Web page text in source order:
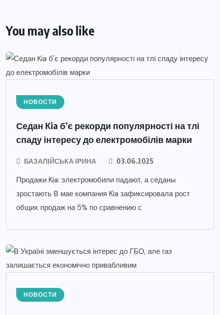
You may also like
НОВОСТИ
Седан Kia б’є рекорди популярності на тлі
спаду інтересу до електромобілів марки
БАЗАЛІЙСЬКА ІРИНА 03.06.2025
Продажи Kia: электромобили падают, а седаны
зростають В мае компания Kia зафиксировала рост
общих продаж на 5% по сравнению с
НОВОСТИ